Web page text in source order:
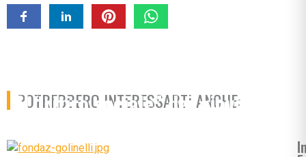
POTREBBERO INTERESSARTI ANCHE:
Il “ritiro sociale” dei giovani